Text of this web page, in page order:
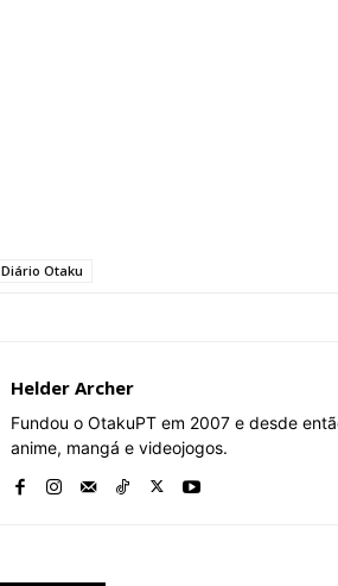
Diário Otaku
Helder Archer
Fundou o OtakuPT em 2007 e desde
anime, mangá e videojogos.